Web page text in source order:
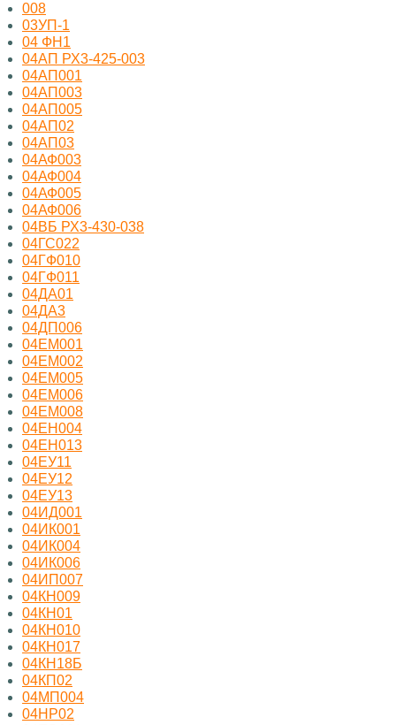
008
03УП-1
04 ФН1
04АП РХ3-425-003
04АП001
04АП003
04АП005
04АП02
04АП03
04АФ003
04АФ004
04АФ005
04АФ006
04ВБ РХ3-430-038
04ГС022
04ГФ010
04ГФ011
04ДА01
04ДА3
04ДП006
04ЕМ001
04ЕМ002
04ЕМ005
04ЕМ006
04ЕМ008
04ЕН004
04ЕН013
04ЕУ11
04ЕУ12
04ЕУ13
04ИД001
04ИК001
04ИК004
04ИК006
04ИП007
04КН009
04КН01
04КН010
04КН017
04КН18Б
04КП02
04МП004
04НР02